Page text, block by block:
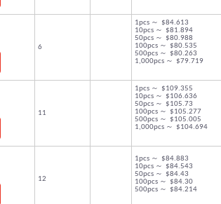
6
1pcs ～ $84.613
10pcs ～ $81.894
50pcs ～ $80.988
100pcs ～ $80.535
500pcs ～ $80.263
1,000pcs ～ $79.719
11
1pcs ～ $109.355
10pcs ～ $106.636
50pcs ～ $105.73
100pcs ～ $105.277
500pcs ～ $105.005
1,000pcs ～ $104.694
12
1pcs ～ $84.883
10pcs ～ $84.543
50pcs ～ $84.43
100pcs ～ $84.30
500pcs ～ $84.214